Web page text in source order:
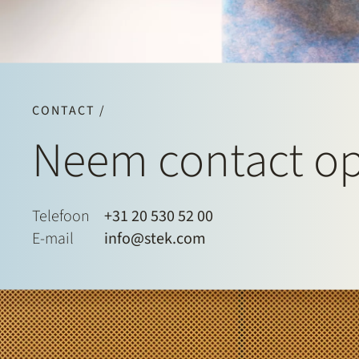
CONTACT /
Neem contact
Telefoon
+31 20 530 52 00
E-mail
info@stek.com